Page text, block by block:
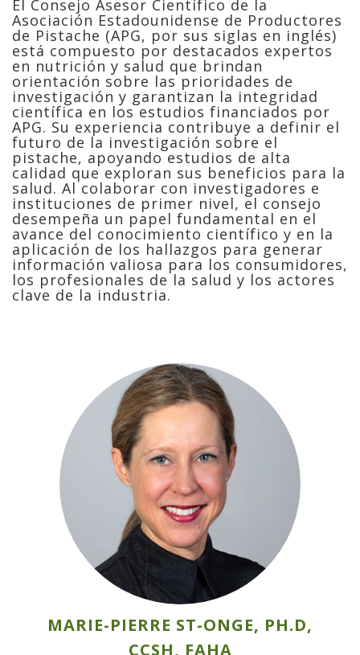
El Consejo Asesor Científico de la
Asociación Estadounidense de Productores
de Pistache (APG, por sus siglas en inglés)
está compuesto por destacados expertos
en nutrición y salud que brindan
orientación sobre las prioridades de
investigación y garantizan la integridad
científica en los estudios financiados por
APG. Su experiencia contribuye a definir el
futuro de la investigación sobre el
pistache, apoyando estudios de alta
calidad que exploran sus beneficios para la
salud. Al colaborar con investigadores e
instituciones de primer nivel, el consejo
desempeña un papel fundamental en el
avance del conocimiento científico y en la
aplicación de los hallazgos para generar
información valiosa para los consumidores,
los profesionales de la salud y los actores
clave de la industria.
MARIE-PIERRE ST-ONGE, PH.D,
CCSH, FAHA